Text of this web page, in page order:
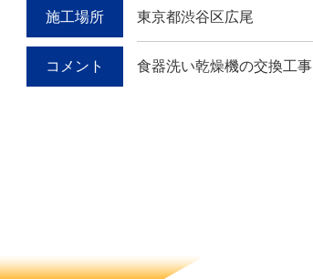
施工場所 東京都渋谷区広尾
コメント 食器洗い乾燥機の交換工事